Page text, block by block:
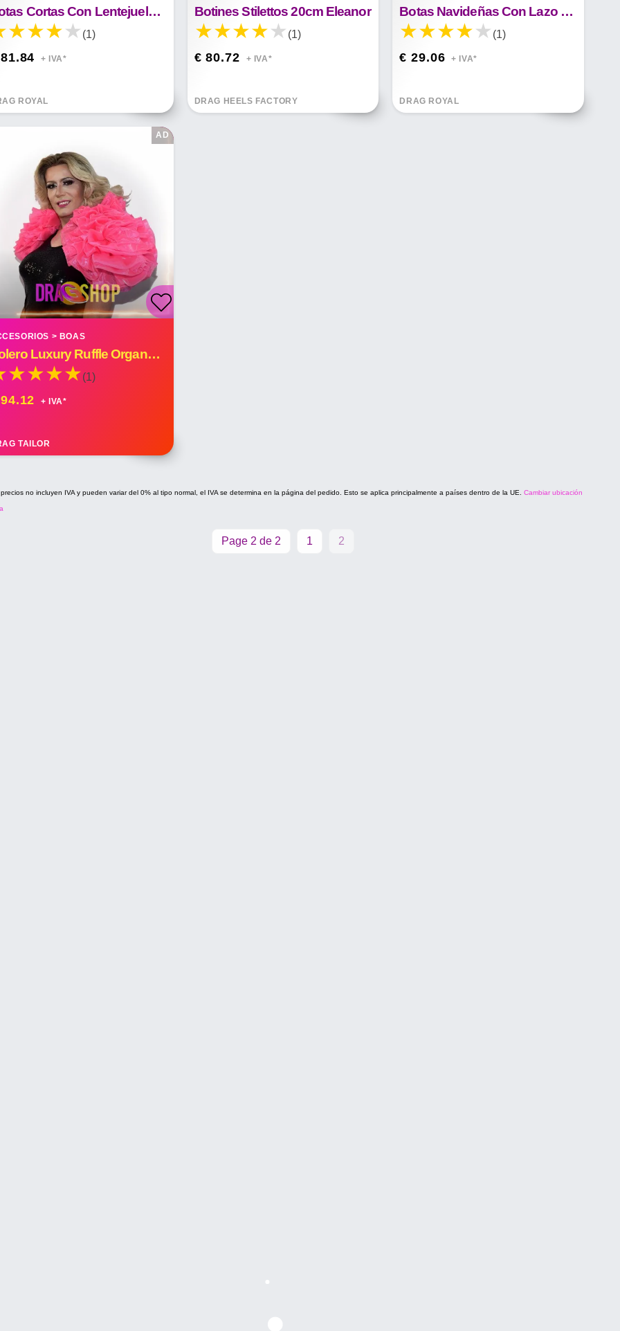
Botas Cortas Con Lentejuelas Y Alas De Mariposa Con Lentejuelas Cruzadas
(1)
+ IVA*
ROYAL
Botines Stilettos 20cm Eleanor
(1)
€ 80.72 + IVA*
DRAG HEELS FACTORY
Botas Navideñas Con Lazo Cremallera Lateral Sofia
(1)
€ 29.06 + IVA*
DRAG ROYAL
> BOAS
Bolero Luxury Ruffle Organza Custom Made
(1)
+ IVA*
TAILOR
AD
no incluyen IVA y pueden variar del 0% al tipo normal, el IVA se determina en la página del pedido. Esto se aplica principalmente a países dentro de la UE. Cambiar ubicación
Page 2 de 2 1 2